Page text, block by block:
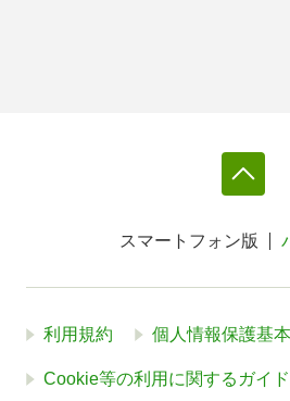
スマートフォン版
利用規約 個人情報保護基
Cookie等の利用に関するガイ